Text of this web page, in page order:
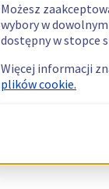
Możesz
wybory w
dostępny w stopce
Więcej informacji
plików cookie.